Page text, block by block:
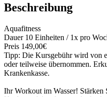
Beschreibung
Aquafitness
Dauer 10 Einheiten / 1x pro
Preis 149,00€
Tipp: Die Kursgebühr wird von
oder teilweise übernommen.
Krankenkasse.
Ihr Workout im Wasser!